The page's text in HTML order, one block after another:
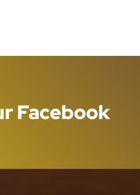
Facebook